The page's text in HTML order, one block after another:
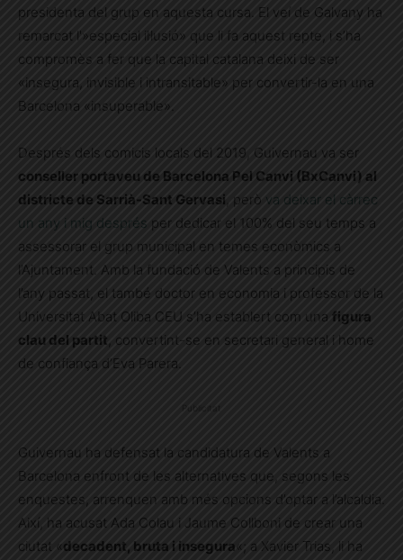
presidenta del grup en aquesta cursa. El veí de Galvany ha
remarcat l'»especial il·lusió» que li fa aquest repte, i s’ha
compromès a fer que la capital catalana deixi de ser
«insegura, invisible i intransitable» per convertir-la en una
Barcelona «insuperable».
Després dels comicis locals del 2019, Guivernau va ser
conseller portaveu de Barcelona Pel Canvi (BxCanvi) al
districte de Sarrià-Sant Gervasi
, però va deixar el càrrec
un any i mig després per dedicar el 100% del seu temps a
assessorar el grup municipal en temes econòmics a
l’Ajuntament. Amb la fundació de Valents a principis de
l’any passat, el també doctor en economia i professor de la
Universitat Abat Oliba CEU s’ha establert com una figura
clau del partit, convertint-se en secretari general i home
de confiança d’Eva Parera.
Publicitat
Guivernau ha defensat la candidatura de Valents a
Barcelona enfront de les alternatives que, segons les
enquestes, arrenquen amb més opcions d’optar a l’alcaldia.
Així, ha acusat Ada Colau i Jaume Collboni de crear una
ciutat «decadent, bruta i insegura «; a Xavier Trias, li ha